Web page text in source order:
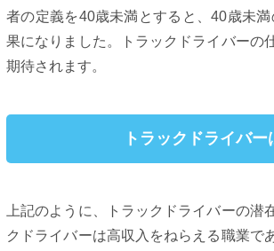
者の定義を40歳未満とすると、40歳未
果になりました。トラックドライバーの
期待されます。
トラックドライバ
上記のように、トラックドライバーの
クドライバーは高収入をねらえる職業で